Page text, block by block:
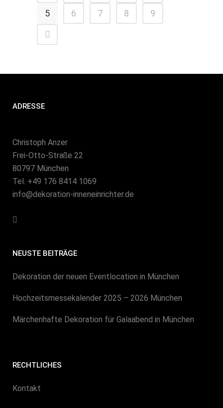
5
6 7 8 9
ADRESSE
Christoph Anzer
Frei-Otto-Straße 22
80797 München
Tel. +49 176 8414 1069
info@dekoration-inneneinrichter.de
NEUSTE BEITRÄGE
Dekoration der neuen Eventlocation in München
Hochzeitsmessekalender 2025 – 2026 München
Märchenhafte Dekoration für Galaabend in München
RECHTLICHES
Kontakt